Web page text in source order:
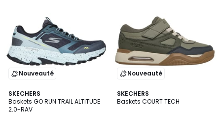
Nouveauté
SKECHERS
Baskets GO RUN TRAIL ALTITUDE
2.0-RAV
Nouveauté
SKECHERS
Baskets COURT TECH